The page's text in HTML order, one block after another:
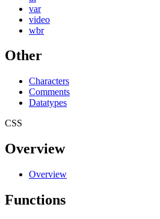
var
video
wbr
Other
Characters
Comments
Datatypes
CSS
Overview
Overview
Functions